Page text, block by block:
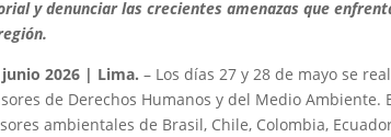
y denunciar las crecientes amenazas que
junio 2026 | Lima.– Los días 27 y 28 de mayo se
de Derechos Humanos y del Medio
ambientales de Brasil, Chile, Colombia,